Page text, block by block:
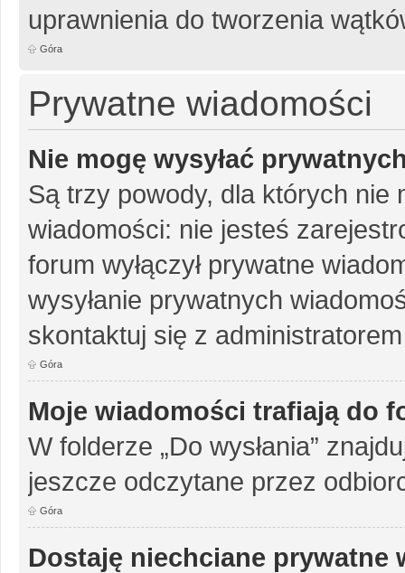
uprawnienia do tworzenia
Góra
Prywatne wiadomości
Nie mogę wysyłać
Są trzy powody, dla których nie
wiadomości: nie jesteś
forum wyłączył prywatne
wysyłanie prywatnych
skontaktuj się z
Góra
Moje wiadomości trafiają do
W folderze „Do wysłania”
jeszcze odczytane przez
Góra
Dostaję niechciane prywatne